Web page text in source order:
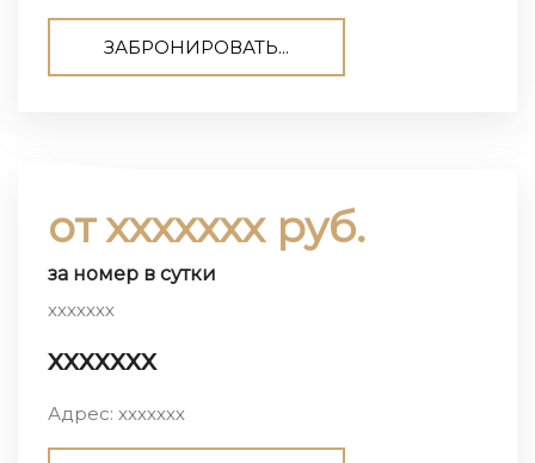
ЗАБРОНИРОВАТЬ...
от ххххххх руб.
за номер в сутки
ххххххх
ххххххх
Адрес: ххххххх